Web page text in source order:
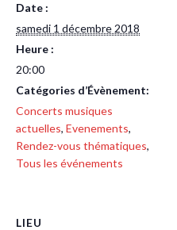
Date :
samedi 1 décembre 2018
Heure :
20:00
Catégories d’Évènement:
Concerts musiques
actuelles, Evenements,
Rendez-vous thématiques,
Tous les événements
LIEU